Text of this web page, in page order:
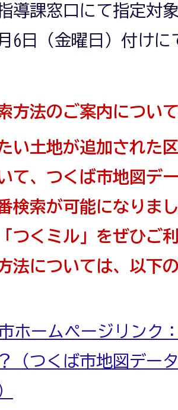
導課窓口にて指定対
6日（金曜日）付け
方法のご案内につい
い土地が追加された
て、つくば市地図デ
検索が可能になりま
つくミル」をぜひご
法については、以下
ホームページリンク
（つくば市地図デー